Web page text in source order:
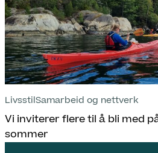
LivsstilSamarbeid og nettverk
Vi inviterer flere til å bli med
sommer